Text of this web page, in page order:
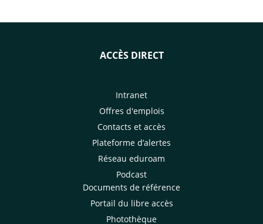
ACCÈS DIRECT
Intranet
Offres d'emplois
Contacts et accès
Plateforme d’alertes
Réseau eduroam
Podcast
Documents de référence
Portail du libre accès
Photothèque